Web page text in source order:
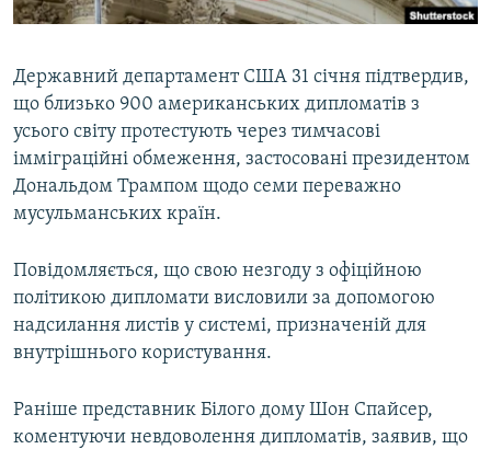
ІНФОГРАФІКА
ДОЛУЧАЙСЯ!
Державний департамент США 31 січня підтвердив,
що близько 900 американських дипломатів з
усього світу протестують через тимчасові
імміграційні обмеження, застосовані президентом
Дональдом Трампом щодо семи переважно
мусульманських країн.
Повідомляється, що свою незгоду з офіційною
політикою дипломати висловили за допомогою
надсилання листів у системі, призначеній для
внутрішнього користування.
Раніше представник Білого дому Шон Спайсер,
коментуючи невдоволення дипломатів, заявив, що